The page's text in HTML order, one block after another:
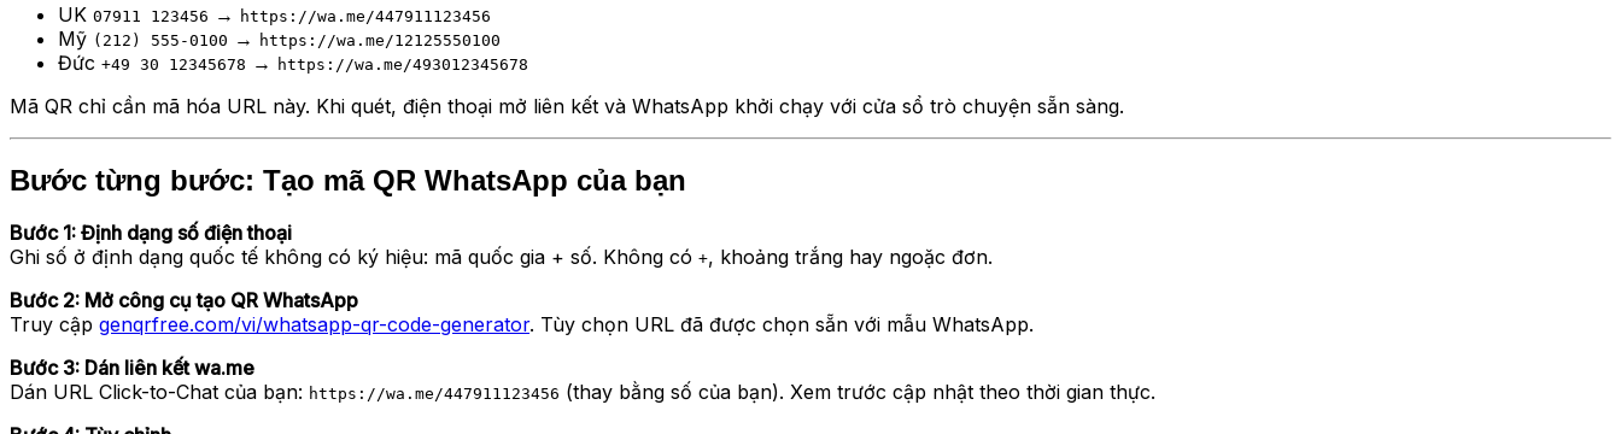
UK 07911 123456 → https://wa.me/447911123456
Mỹ (212) 555-0100 → https://wa.me/12125550100
Đức +49 30 12345678 → https://wa.me/493012345678
Mã QR chỉ cần mã hóa URL này. Khi quét, điện thoại mở liên kết và WhatsApp khởi chạy với cửa sổ trò chuyện sẵn sàng.
Bước từng bước: Tạo mã QR WhatsApp của bạn
Bước 1: Định dạng số điện thoại
Ghi số ở định dạng quốc tế không có ký hiệu: mã quốc gia + số. Không có +, khoảng trắng hay ngoặc đơn.
Bước 2: Mở công cụ tạo QR WhatsApp
Truy cập genqrfree.com/vi/whatsapp-qr-code-generator. Tùy chọn URL đã được chọn sẵn với mẫu WhatsApp.
Bước 3: Dán liên kết wa.me
Dán URL Click-to-Chat của bạn: https://wa.me/447911123456 (thay bằng số của bạn). Xem trước cập nhật theo thời gian thực.